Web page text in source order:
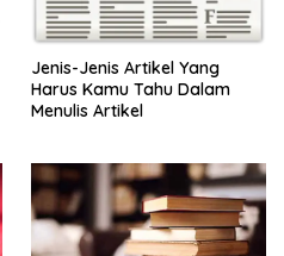
Jenis-Jenis Artikel Yang
Harus Kamu Tahu Dalam
Menulis Artikel